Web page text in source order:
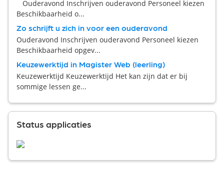
Ouderavond Inschrijven ouderavond Personeel kiezen
Beschikbaarheid o...
Zo schrijft u zich in voor een ouderavond
Ouderavond Inschrijven ouderavond Personeel kiezen
Beschikbaarheid opgev...
Keuzewerktijd in Magister Web (leerling)
Keuzewerktijd Keuzewerktijd Het kan zijn dat er bij
sommige lessen ge...
Status applicaties